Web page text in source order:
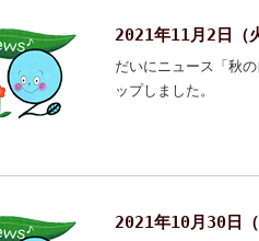
2021年11月2日（
だいにニュース「秋
ップしました。
2021年10月30日（